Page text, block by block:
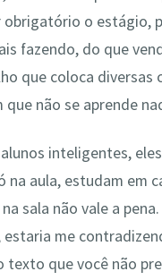
obrigatório o estágio,
fazendo, do que
que coloca diversas
que não se aprende
inteligentes,
na aula, estudam em
sala não vale a pena.
estaria me
texto que você não